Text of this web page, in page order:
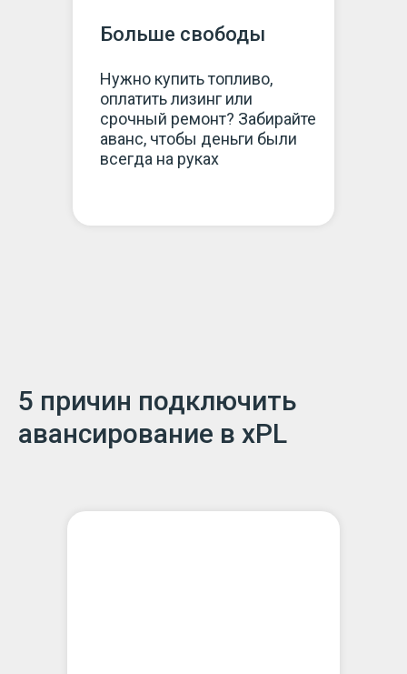
Больше свободы
Нужно купить топливо,
оплатить лизинг или
срочный ремонт? Забирайте
аванс, чтобы деньги были
всегда на руках
5 причин подключить
авансирование в xPL